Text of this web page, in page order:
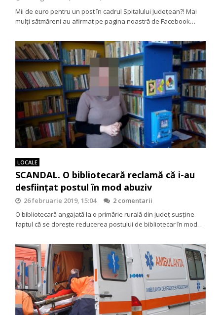
Mii de euro pentru un post în cadrul Spitalului Judeţean?! Mai
mulţi sătmăreni au afirmat pe pagina noastră de Facebook…
LOCALE
SCANDAL. O bibliotecară reclamă că i-au
desființat postul în mod abuziv
26 februarie 2019, 15:04
2 comentarii
O bibliotecară angajată la o primărie rurală din județ susține
faptul că se dorește reducerea postului de bibliotecar în mod…